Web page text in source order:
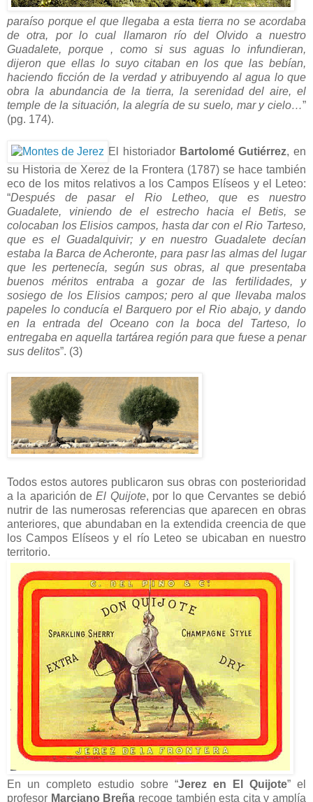
paraíso porque el que llegaba a esta tierra no se acordaba
de otra, por lo cual llamaron río del Olvido a nuestro
Guadalete, porque , como si sus aguas lo infundieran,
dijeron que ellas lo suyo citaban en los que las bebían,
haciendo ficción de la verdad y atribuyendo al agua lo que
obra la abundancia de la tierra, la serenidad del aire, el
temple de la situación, la alegría de su suelo, mar y cielo…”
(pg. 174).
El historiador Bartolomé Gutiérrez, en
su Historia de Xerez de la Frontera (1787) se hace también
eco de los mitos relativos a los Campos Elíseos y el Leteo:
“Después de pasar el Rio Letheo, que es nuestro
Guadalete, viniendo de el estrecho hacia el Betis, se
colocaban los Elisios campos, hasta dar con el Rio Tarteso,
que es el Guadalquivir; y en nuestro Guadalete decían
estaba la Barca de Acheronte, para pasr las almas del lugar
que les pertenecía, según sus obras, al que presentaba
buenos méritos entraba a gozar de las fertilidades, y
sosiego de los Elisios campos; pero al que llevaba malos
papeles lo conducía el Barquero por el Rio abajo, y dando
en la entrada del Oceano con la boca del Tarteso, lo
entregaba en aquella tartárea región para que fuese a penar
sus delitos”. (3)
Todos estos autores publicaron sus obras con posterioridad
a la aparición deEl Quijote, por lo que Cervantes se debió
nutrir de las numerosas referencias que aparecen en obras
anteriores, que abundaban en la extendida creencia de que
los Campos Elíseos y el río Leteo se ubicaban en nuestro
territorio.
En un completo estudio sobre “Jerez en El Quijote” el
profesor Marciano Breña recoge también esta cita y amplía